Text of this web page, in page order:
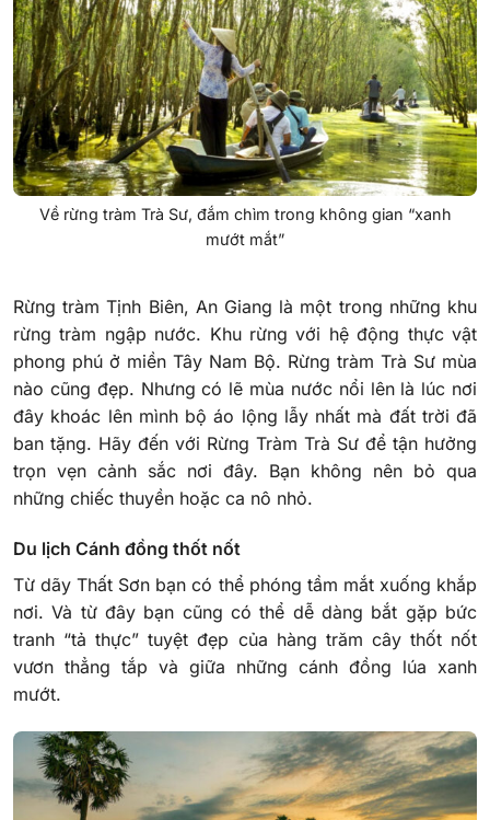
Về rừng tràm Trà Sư, đắm chìm trong không gian “xanh
mướt mắt”
Rừng tràm Tịnh Biên, An Giang là một trong những khu
rừng tràm ngập nước. Khu rừng với hệ động thực vật
phong phú ở miền Tây Nam Bộ. Rừng tràm Trà Sư mùa
nào cũng đẹp. Nhưng có lẽ mùa nước nổi lên là lúc nơi
đây khoác lên mình bộ áo lộng lẫy nhất mà đất trời đã
ban tặng. Hãy đến với Rừng Tràm Trà Sư để tận hưởng
trọn vẹn cảnh sắc nơi đây. Bạn không nên bỏ qua
những chiếc thuyền hoặc ca nô nhỏ.
Du lịch Cánh đồng thốt nốt
Từ dãy Thất Sơn bạn có thể phóng tầm mắt xuống khắp
nơi. Và từ đây bạn cũng có thể dễ dàng bắt gặp bức
tranh “tả thực” tuyệt đẹp của hàng trăm cây thốt nốt
vươn thẳng tắp và giữa những cánh đồng lúa xanh
mướt.